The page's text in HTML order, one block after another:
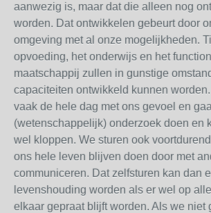
aanwezig is, maar dat die alleen nog
worden. Dat ontwikkelen gebeurt door
omgeving met al onze mogelijkheden.
opvoeding, het onderwijs en het
maatschappij zullen in gunstige
capaciteiten ontwikkeld kunnen
vaak de hele dag met ons gevoel en
(wetenschappelijk) onderzoek doen en
wel kloppen. We sturen ook
ons hele leven blijven doen door met
communiceren. Dat zelfsturen kan dan
levenshouding worden als er wel op
elkaar gepraat blijft worden. Als we niet